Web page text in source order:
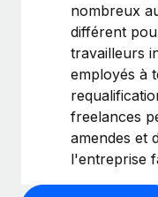
nombreux
différent
travailleurs
employés à
freelances
amendes et
l'entreprise